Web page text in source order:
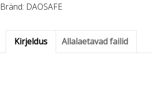
Bränd: DAOSAFE
Kirjeldus Allalaetavad failid